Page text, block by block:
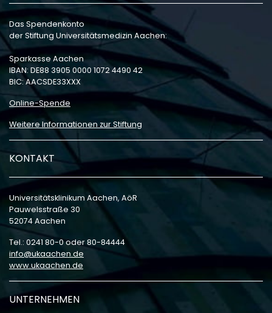
Das Spendenkonto
der Stiftung Universitätsmedizin Aachen:
Sparkasse Aachen
IBAN: DE88 3905 0000 1072 4490 42
BIC: AACSDE33XXX
Online-Spende
Weitere Informationen zur Stiftung
KONTAKT
Universitätsklinikum Aachen, AöR
Pauwelsstraße 30
52074 Aachen
Tel.: 0241 80-0 oder 80-84444
info
ukaachen de
www.ukaachen.de
UNTERNEHMEN